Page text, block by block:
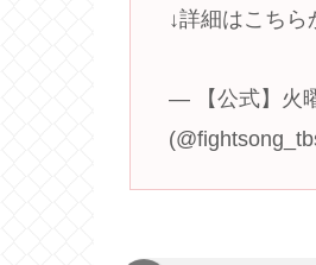
↓詳細はこちら
— 【公式】火